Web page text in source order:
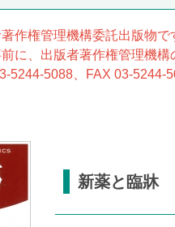
作権管理機構委託出版物
に、出版者著作権管理機
5244-5088、FAX 03-5244-
新薬と臨牀